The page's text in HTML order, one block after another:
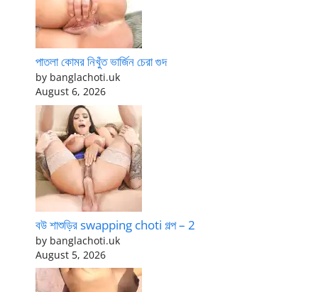
পাতলা কোমর নিখুঁত ভার্জিন চেরা গুদ
by banglachoti.uk
August 6, 2026
বউ শাশুড়ির swapping choti গল্প – 2
by banglachoti.uk
August 5, 2026